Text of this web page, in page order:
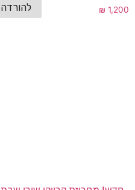
להורדה ₪ 1,200